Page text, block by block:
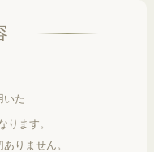
いた
ります。
りません。